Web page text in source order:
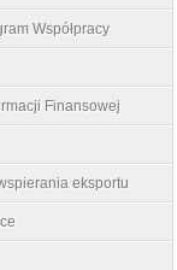
Współpracy
Finansowej
eksportu